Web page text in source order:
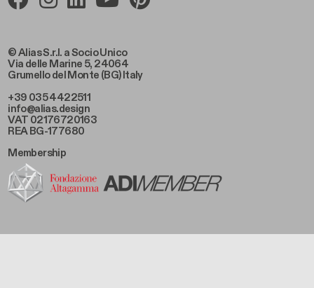
© Alias S.r.l. a Socio Unico
Via delle Marine 5, 24064
Grumello del Monte (BG) Italy
+39 035 4422511
info@alias.design
VAT 02176720163
REA BG-177680
Membership
Footer Bottom Left